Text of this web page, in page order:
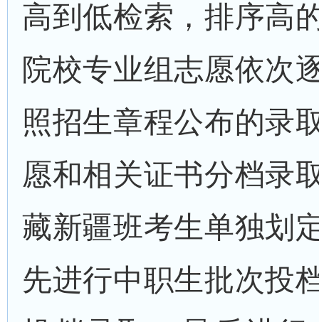
高到低检索，排序高
院校专业组志愿依次
照招生章程公布的录
愿和相关证书分档录
藏新疆班考生单独划
先进行中职生批次投